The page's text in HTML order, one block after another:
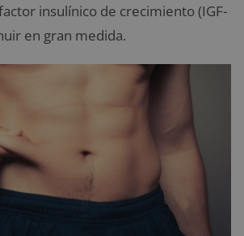
insulínico de crecimiento (IGF-
en gran medida.